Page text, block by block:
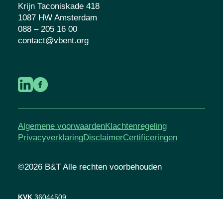
Krijn Taconiskade 418
1087 HW Amsterdam
088 – 205 16 00
contact@vbent.org
Algemene voorwaardenKlachtenregeling
PrivacyverklaringDisclaimerCertificeringen
©2026 B&T Alle rechten voorbehouden
KVK 36044509